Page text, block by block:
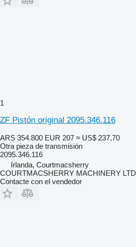
1
ZF Pistón original 2095.346.116
ARS 354.800 EUR 207 ≈ US$ 237,70
Otra pieza de transmisión
2095.346.116
Irlanda, Courtmacsherry
COURTMACSHERRY MACHINERY LTD
Contacte con el vendedor